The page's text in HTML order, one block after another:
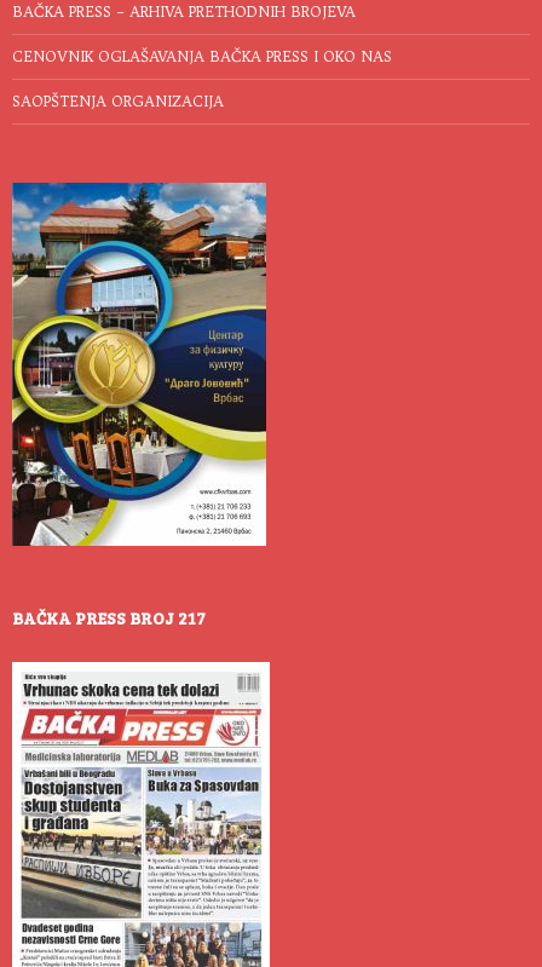
BAČKA PRESS – ARHIVA PRETHODNIH BROJEVA
CENOVNIK OGLAŠAVANJA BAČKA PRESS I OKO NAS
SAOPŠTENJA ORGANIZACIJA
BAČKA PRESS BROJ 217